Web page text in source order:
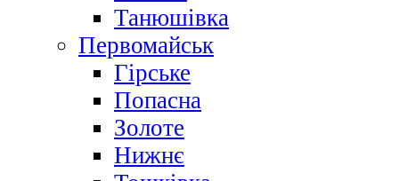
Танюшівка
Первомайськ
Гірське
Попасна
Золоте
Нижнє